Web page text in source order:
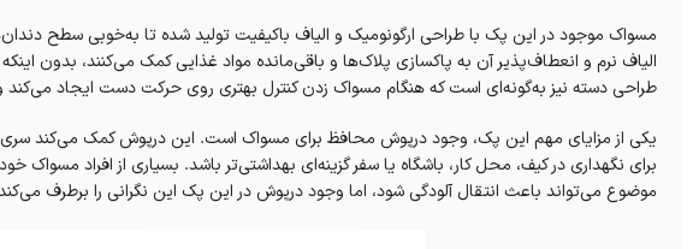
مسواک موجود در این پک با طراحی ارگونومیک و الیاف باکیفیت تولید شده تا به‌خوبی سطح
الیاف نرم و انعطاف‌پذیر آن به پاکسازی پلاک‌ها و باقی‌مانده مواد غذایی کمک می‌کنند، بدون
طراحی دسته نیز به‌گونه‌ای است که هنگام مسواک زدن کنترل بهتری روی حرکت دست ایجاد می‌کند
یکی از مزایای مهم این پک، وجود درپوش محافظ برای مسواک است. این درپوش کمک می‌کند
برای نگهداری در کیف، محل کار، باشگاه یا سفر گزینه‌ای بهداشتی‌تر باشد. بسیاری از افراد
موضوع می‌تواند باعث انتقال آلودگی شود، اما وجود درپوش در این پک این نگرانی را برطرف